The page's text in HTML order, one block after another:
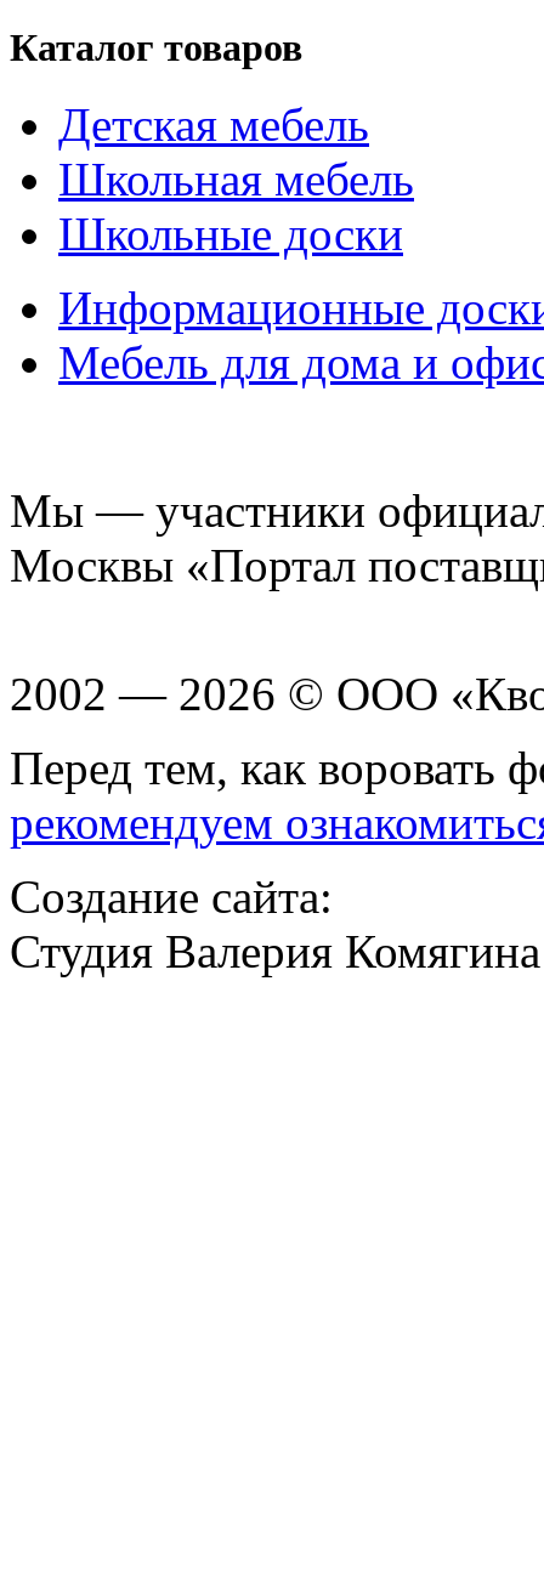
Каталог товаров
Детская мебель
Школьная мебель
Школьные доски
Информационные
Мебель для дома и
Мы — участники
Москвы «Портал
2002 — 2026 © ООО
Перед тем, как воровать
рекомендуем
Создание сайта:
Студия Валерия Комягина